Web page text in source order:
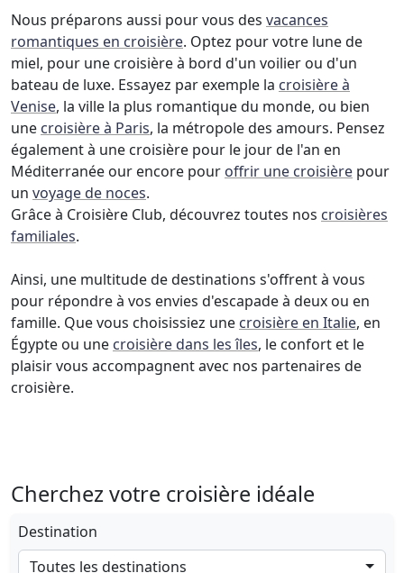
Nous préparons aussi pour vous des vacances
romantiques en croisière. Optez pour votre lune de
miel, pour une croisière à bord d'un voilier ou d'un
bateau de luxe. Essayez par exemple la croisière à
Venise, la ville la plus romantique du monde, ou bien
une croisière à Paris, la métropole des amours. Pensez
également à une croisière pour le jour de l'an en
Méditerranée our encore pour offrir une croisière pour
un voyage de noces.
Grâce à Croisière Club, découvrez toutes nos croisières
familiales.
Ainsi, une multitude de destinations s'offrent à vous
pour répondre à vos envies d'escapade à deux ou en
famille. Que vous choisissiez une croisière en Italie, en
Égypte ou une croisière dans les îles, le confort et le
plaisir vous accompagnent avec nos partenaires de
croisière.
Cherchez votre croisière idéale
Destination
Toutes les destinations